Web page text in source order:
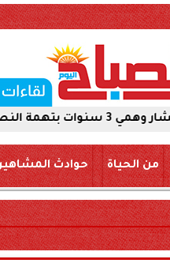
من الحياة حوادث